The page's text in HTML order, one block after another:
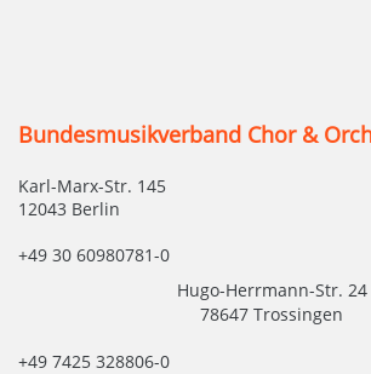
Bundesmusikverband Chor &
Karl-Marx-Str. 145
12043 Berlin
+49 30 60980781-0
Hugo-Herrmann-Str. 24
78647 Trossingen
+49 7425 328806-0